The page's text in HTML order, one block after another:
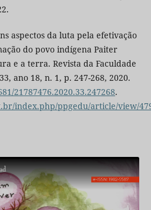
aspectos da luta pela efetivação
do povo indígena Paiter
e a terra. Revista da Faculdade
ano 18, n. 1, p. 247-268, 2020.
21787476.2020.33.247268.
index.php/ppgedu/article/view/